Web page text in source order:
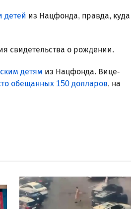
детей из Нацфонда, правда, куда
свидетельства о рождении.
детям из Нацфонда. Вице-
обещанных 150 долларов, на